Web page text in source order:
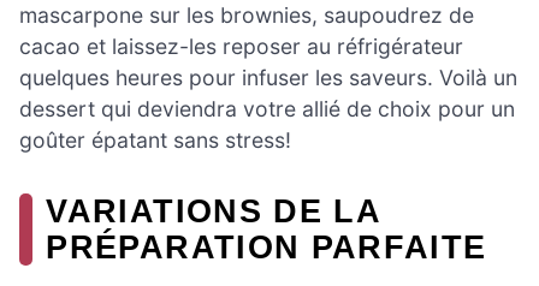
mascarpone sur les brownies, saupoudrez de
cacao et laissez-les reposer au réfrigérateur
quelques heures pour infuser les saveurs. Voilà un
dessert qui deviendra votre allié de choix pour un
goûter épatant sans stress!
VARIATIONS DE LA
PRÉPARATION PARFAITE